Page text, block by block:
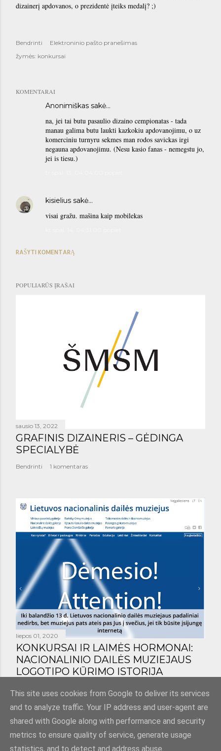
dizainerį apdovanos, o prezidentė įteiks medalį? ;)
Bendrinti
Elektroninio pašto pranešimas
žymės: konkursai
KOMENTARAI
Anonimiškas sakė…
na, jei tai butu pasaulio dizaino cempionatas - tada
manau galima butu laukti kazkokiu apdovanojimu, o uz
komerciniu turnyru sekmes man rodos savickas irgi
negauna apdovanojimu. (Nesu kasio fanas - nemegstu jo,
jei is tiesu.)
kisielius sakė…
visai gražu. mašina kaip mobilekas
RAŠYTI KOMENTARĄ
POPULIARŪS ĮRAŠAI
sausio 13, 2022
GRAFINIS DIZAINERIS – GĖDINGA
SPECIALYBĖ
Bendrinti 1 komentaras
liepos 01, 2020
KONKURSAI IR LAIMĖS HORMONAI:
NACIONALINIO DAILĖS MUZIEJAUS
LOGOTIPO KŪRIMO ISTORIJA
This site uses cookies from Google to deliver its services
and to analyze traffic. Your IP address and user-agent are
shared with Google along with performance and security
metrics to ensure quality of service, generate usage
statistics, and to detect and address abuse.